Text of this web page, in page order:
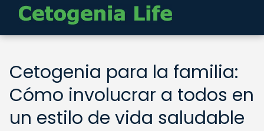
Cetogenia para la familia:
Cómo involucrar a todos en
un estilo de vida saludable